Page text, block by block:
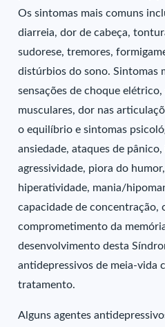
Os sintomas mais comuns
diarreia, dor de cabeça,
sudorese, tremores,
distúrbios do sono. Sintomas
sensações de choque
musculares, dor nas
o equilíbrio e sintomas
ansiedade, ataques de
agressividade, piora do
hiperatividade, mania/
capacidade de concentração,
comprometimento da
desenvolvimento desta
antidepressivos de meia-vida
tratamento.
Alguns agentes